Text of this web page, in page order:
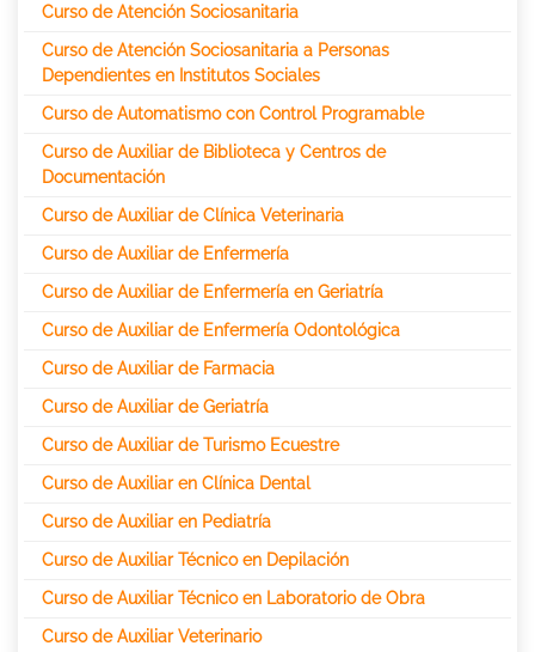
Curso de Atención Sociosanitaria
Curso de Atención Sociosanitaria a Personas
Dependientes en Institutos Sociales
Curso de Automatismo con Control Programable
Curso de Auxiliar de Biblioteca y Centros de
Documentación
Curso de Auxiliar de Clínica Veterinaria
Curso de Auxiliar de Enfermería
Curso de Auxiliar de Enfermería en Geriatría
Curso de Auxiliar de Enfermería Odontológica
Curso de Auxiliar de Farmacia
Curso de Auxiliar de Geriatría
Curso de Auxiliar de Turismo Ecuestre
Curso de Auxiliar en Clínica Dental
Curso de Auxiliar en Pediatría
Curso de Auxiliar Técnico en Depilación
Curso de Auxiliar Técnico en Laboratorio de Obra
Curso de Auxiliar Veterinario